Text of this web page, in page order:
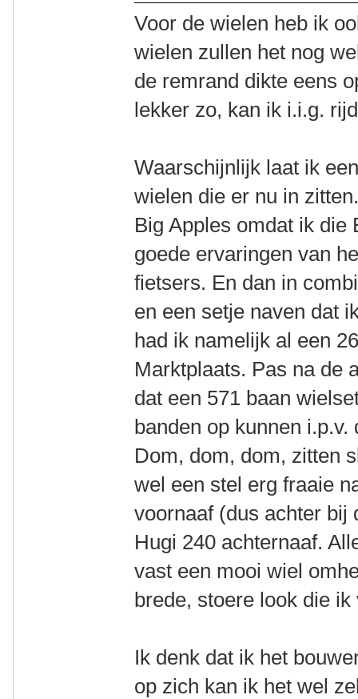
Voor de wielen heb ik
wielen zullen het nog
de remrand dikte eens
lekker zo, kan ik i.i.g.
Waarschijnlijk laat ik
wielen die er nu in
Big Apples omdat ik
goede ervaringen van
fietsers. En dan in
en een setje naven dat
had ik namelijk al een
Marktplaats. Pas na de
dat een 571 baan
banden op kunnen
Dom, dom, dom, zitten
wel een stel erg fraaie
voornaaf (dus achter bij
Hugi 240 achternaaf.
vast een mooi wiel
brede, stoere look die
Ik denk dat ik het
op zich kan ik het wel